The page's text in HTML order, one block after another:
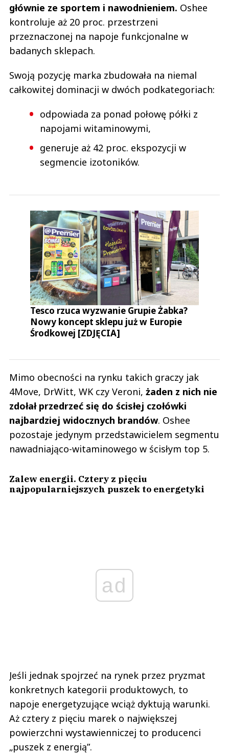
głównie ze sportem i nawodnieniem. Oshee
kontroluje aż 20 proc. przestrzeni
przeznaczonej na napoje funkcjonalne w
badanych sklepach.
Swoją pozycję marka zbudowała na niemal
całkowitej dominacji w dwóch podkategoriach:
odpowiada za ponad połowę półki z
napojami witaminowymi,
generuje aż 42 proc. ekspozycji w
segmencie izotoników.
Tesco rzuca wyzwanie Grupie Żabka?
Nowy koncept sklepu już w Europie
Środkowej [ZDJĘCIA]
Mimo obecności na rynku takich graczy jak
4Move, DrWitt, WK czy Veroni, żaden z nich nie
zdołał przedrzeć się do ścisłej czołówki
najbardziej widocznych brandów. Oshee
pozostaje jedynym przedstawicielem segmentu
nawadniająco-witaminowego w ścisłym top 5.
Zalew energii. Cztery z pięciu
najpopularniejszych puszek to energetyki
ad
Jeśli jednak spojrzeć na rynek przez pryzmat
konkretnych kategorii produktowych, to
napoje energetyzujące wciąż dyktują warunki.
Aż cztery z pięciu marek o największej
powierzchni wystawienniczej to producenci
„puszek z energią”.